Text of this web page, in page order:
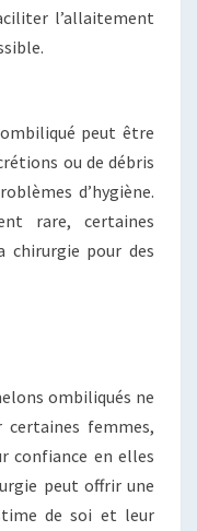
l’allaitement
peut être
ou de débris
d’hygiène.
rare, certaines
pour des
ombiliqués ne
femmes,
confiance en elles
peut offrir une
de soi et leur